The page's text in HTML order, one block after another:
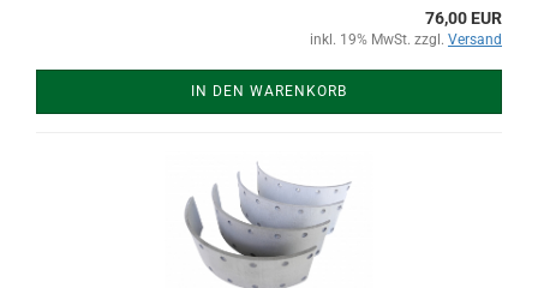
76,00 EUR
inkl. 19% MwSt. zzgl. Versand
IN DEN WARENKORB